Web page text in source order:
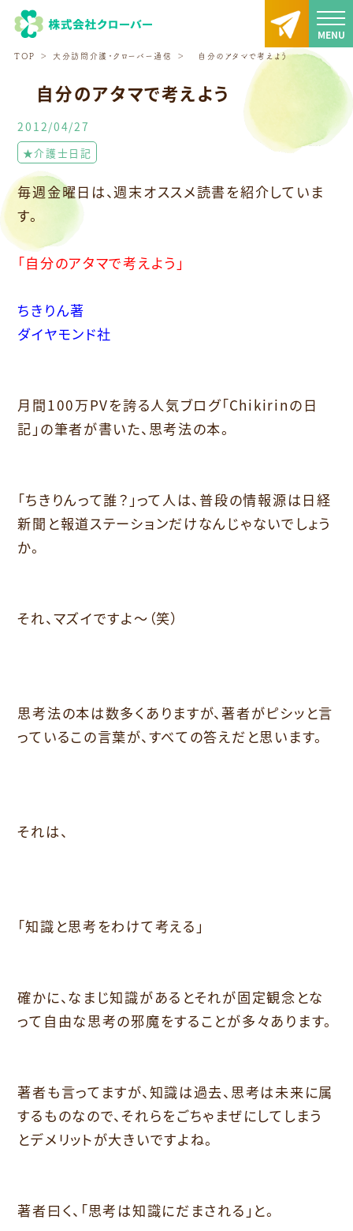
TOP 大分訪問介護・クローバー通信 自分のアタマで考えよう
自分のアタマで考えよう
2012/04/27
★介護士日記
毎週金曜日は、週末オススメ読書を紹介していま
す。
「自分のアタマで考えよう」
ちきりん著
ダイヤモンド社
月間100万PVを誇る人気ブログ「Chikirinの日
記」の筆者が書いた、思考法の本。
「ちきりんって誰？」って人は、普段の情報源は日経
新聞と報道ステーションだけなんじゃないでしょう
か。
それ、マズイですよ～（笑）
思考法の本は数多くありますが、著者がピシッと言
っているこの言葉が、すべての答えだと思います。
それは、
「知識と思考をわけて考える」
確かに、なまじ知識があるとそれが固定観念とな
って自由な思考の邪魔をすることが多々あります。
著者も言ってますが、知識は過去、思考は未来に属
するものなので、それらをごちゃまぜにしてしまう
とデメリットが大きいですよね。
著者曰く、「思考は知識にだまされる」と。